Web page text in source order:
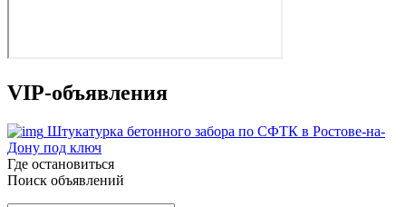
VIP-объявления
Штукатурка бетонного забора по СФТК в Ростове-на-
Дону под ключ
Где остановиться
Поиск объявлений